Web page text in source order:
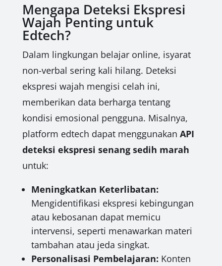
Mengapa Deteksi Ekspresi
Wajah Penting untuk
Edtech?
Dalam lingkungan belajar online, isyarat
non-verbal sering kali hilang. Deteksi
ekspresi wajah mengisi celah ini,
memberikan data berharga tentang
kondisi emosional pengguna. Misalnya,
platform edtech dapat menggunakan API
deteksi ekspresi senang sedih marah
untuk:
Meningkatkan Keterlibatan:
Mengidentifikasi ekspresi kebingungan
atau kebosanan dapat memicu
intervensi, seperti menawarkan materi
tambahan atau jeda singkat.
Personalisasi Pembelajaran: Konten